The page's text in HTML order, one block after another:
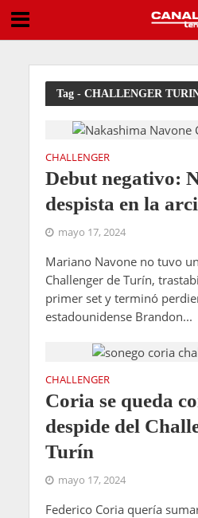
Tag - CHALLENGER
CHALLENGER
Debut negativo:
despista en la
mayo 17, 2024
Mariano Navone no tuvo
Challenger de Turín,
primer set y terminó
estadounidense Brandon...
CHALLENGER
Coria se queda
despide del
Turín
mayo 17, 2024
Federico Coria quería